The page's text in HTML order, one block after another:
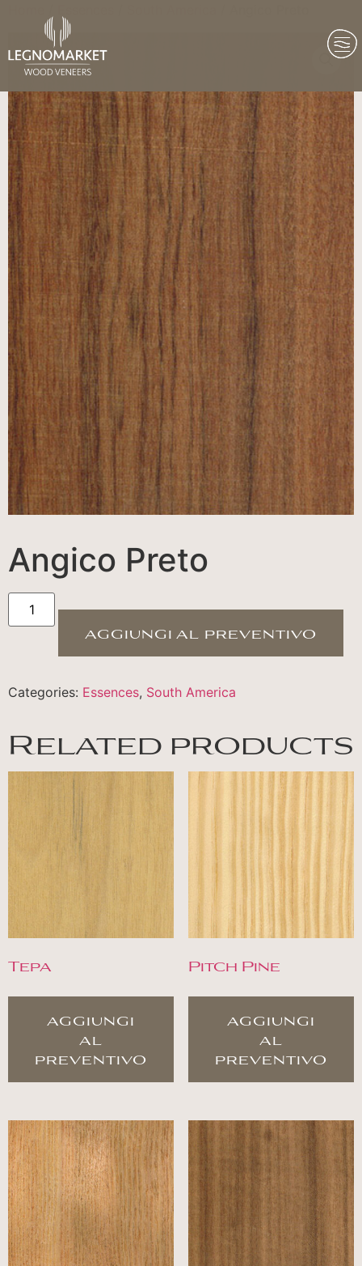
Angico Preto
aggiungi al preventivo
Categories: Essences, South America
Related products
Tepa
aggiungi
al
preventivo
Pitch Pine
aggiungi
al
preventivo